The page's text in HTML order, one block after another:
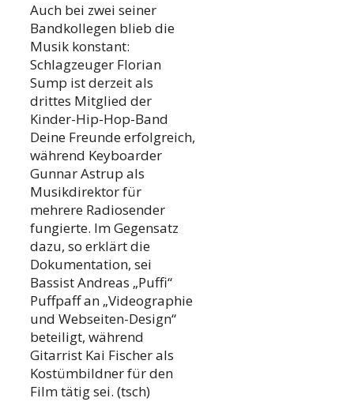
Auch bei zwei seiner
Bandkollegen blieb die
Musik konstant:
Schlagzeuger Florian
Sump ist derzeit als
drittes Mitglied der
Kinder-Hip-Hop-Band
Deine Freunde erfolgreich,
während Keyboarder
Gunnar Astrup als
Musikdirektor für
mehrere Radiosender
fungierte. Im Gegensatz
dazu, so erklärt die
Dokumentation, sei
Bassist Andreas „Puffi“
Puffpaff an „Videographie
und Webseiten-Design“
beteiligt, während
Gitarrist Kai Fischer als
Kostümbildner für den
Film tätig sei. (tsch)